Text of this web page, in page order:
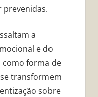
prevenidas.
a
e do
como forma de
transformem
sobre